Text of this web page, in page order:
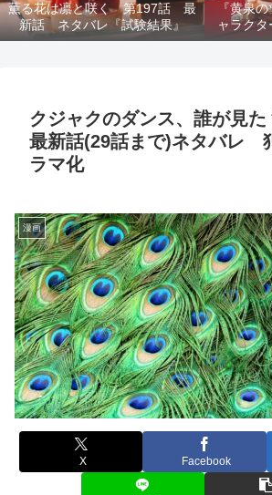
薫る花は凛と咲く 第197話 最
新話 ネタバレ『試験結果』
『黄泉
ャラク
死亡キ
クジャクのダンス、誰が見
最新話(29話まで)ネタバレ
ラマ化
漫画
X Facebook